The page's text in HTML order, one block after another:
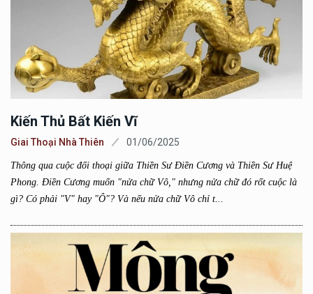
Kiến Thủ Bất Kiến Vĩ
Giai Thoại Nhà Thiên 01/06/2025
Thông qua cuộc đối thoại giữa Thiền Sư Điền Cương và Thiền Sư Huệ
Phong. Điền Cương muốn "nửa chữ Vô," nhưng nửa chữ đó rốt cuộc là
gì? Có phải "V" hay "Ô"? Và nếu nửa chữ Vô chỉ t...